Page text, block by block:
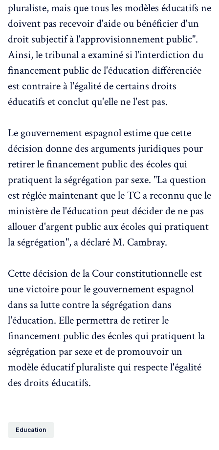
pluraliste, mais que tous les modèles éducatifs ne
doivent pas recevoir d'aide ou bénéficier d'un
droit subjectif à l'approvisionnement public".
Ainsi, le tribunal a examiné si l'interdiction du
financement public de l'éducation différenciée
est contraire à l'égalité de certains droits
éducatifs et conclut qu'elle ne l'est pas.
Le gouvernement espagnol estime que cette
décision donne des arguments juridiques pour
retirer le financement public des écoles qui
pratiquent la ségrégation par sexe. "La question
est réglée maintenant que le TC a reconnu que le
ministère de l'éducation peut décider de ne pas
allouer d'argent public aux écoles qui pratiquent
la ségrégation", a déclaré M. Cambray.
Cette décision de la Cour constitutionnelle est
une victoire pour le gouvernement espagnol
dans sa lutte contre la ségrégation dans
l'éducation. Elle permettra de retirer le
financement public des écoles qui pratiquent la
ségrégation par sexe et de promouvoir un
modèle éducatif pluraliste qui respecte l'égalité
des droits éducatifs.
Education